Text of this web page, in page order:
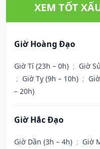
XEM TỐT
Giờ Hoàng Đạo
Giờ Tí (23h – 0h) ; Giờ
; Giờ Tỵ (9h – 10h) ;
– 20h)
Giờ Hắc Đạo
Giờ Dần (3h – 4h) ; Giờ